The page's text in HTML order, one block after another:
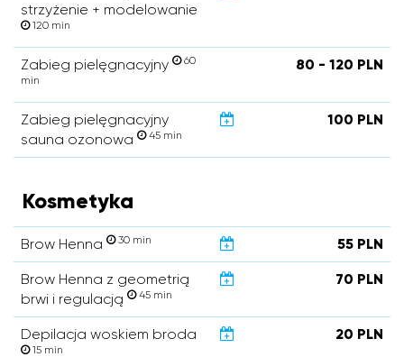
strzyżenie + modelowanie
120 min
Zabieg pielęgnacyjny
60
min
80 - 120 PLN
Zabieg pielęgnacyjny
sauna ozonowa
45 min
100 PLN
Kosmetyka
Brow Henna 30 min 55 PLN
Brow Henna z geometrią
brwi i regulacją
45 min
70 PLN
Depilacja woskiem broda
15 min
20 PLN